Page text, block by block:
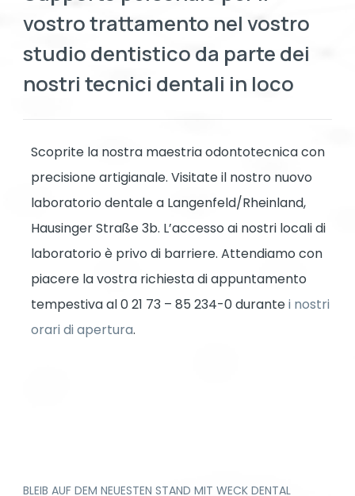
vostro trattamento nel vostro
studio dentistico da parte dei
nostri tecnici dentali in loco
Scoprite la nostra maestria odontotecnica con
precisione artigianale. Visitate il nostro nuovo
laboratorio dentale a Langenfeld/Rheinland,
Hausinger Straße 3b. L’accesso ai nostri locali di
laboratorio è privo di barriere. Attendiamo con
piacere la vostra richiesta di appuntamento
tempestiva al 0 21 73 – 85 234-0 durantei nostri
orari di apertura.
BLEIB AUF DEM NEUESTEN STAND MIT WECK DENTAL